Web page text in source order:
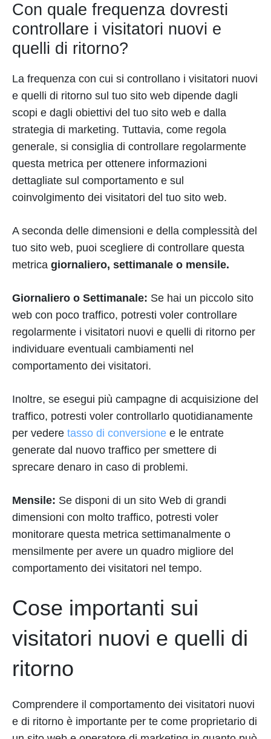
Con quale frequenza dovresti
controllare i visitatori nuovi e
quelli di ritorno?
La frequenza con cui si controllano i visitatori nuovi
e quelli di ritorno sul tuo sito web dipende dagli
scopi e dagli obiettivi del tuo sito web e dalla
strategia di marketing. Tuttavia, come regola
generale, si consiglia di controllare regolarmente
questa metrica per ottenere informazioni
dettagliate sul comportamento e sul
coinvolgimento dei visitatori del tuo sito web.
A seconda delle dimensioni e della complessità del
tuo sito web, puoi scegliere di controllare questa
metrica giornaliero, settimanale o mensile.
Giornaliero o Settimanale: Se hai un piccolo sito
web con poco traffico, potresti voler controllare
regolarmente i visitatori nuovi e quelli di ritorno per
individuare eventuali cambiamenti nel
comportamento dei visitatori.
Inoltre, se esegui più campagne di acquisizione del
traffico, potresti voler controllarlo quotidianamente
per vedere tasso di conversione e le entrate
generate dal nuovo traffico per smettere di
sprecare denaro in caso di problemi.
Mensile: Se disponi di un sito Web di grandi
dimensioni con molto traffico, potresti voler
monitorare questa metrica settimanalmente o
mensilmente per avere un quadro migliore del
comportamento dei visitatori nel tempo.
Cose importanti sui
visitatori nuovi e quelli di
ritorno
Comprendere il comportamento dei visitatori nuovi
e di ritorno è importante per te come proprietario di